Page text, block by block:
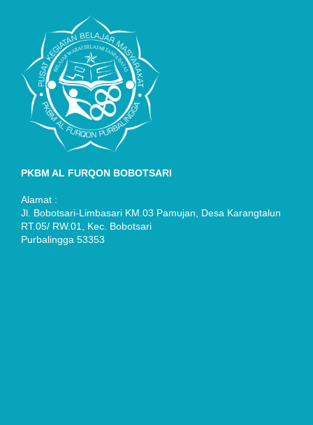
PKBM AL FURQON BOBOTSARI
Alamat :
Jl. Bobotsari-Limbasari KM.03 Pamujan, Desa Karangtalun
RT.05/ RW.01, Kec. Bobotsari
Purbalingga 53353